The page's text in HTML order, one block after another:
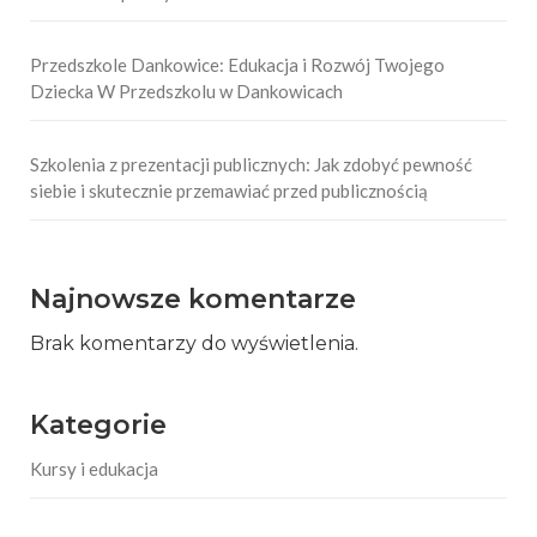
Przedszkole Dankowice: Edukacja i Rozwój Twojego
Dziecka W Przedszkolu w Dankowicach
Szkolenia z prezentacji publicznych: Jak zdobyć pewność
siebie i skutecznie przemawiać przed publicznością
Najnowsze komentarze
Brak komentarzy do wyświetlenia.
Kategorie
Kursy i edukacja